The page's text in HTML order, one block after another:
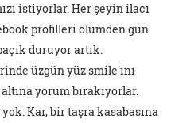
istiyorlar. Her şeyin ilacı
profilleri ölümden gün
duruyor artık.
üzgün yüz smile'ını
yorum bırakıyorlar.
Kar, bir taşra kasabasına